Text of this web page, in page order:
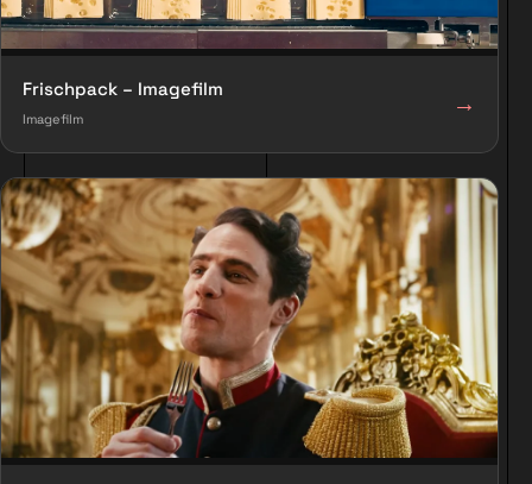
Frischpack – Imagefilm
Imagefilm →